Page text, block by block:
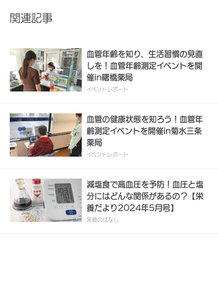
関連記事
血管年齢を知り、生活習慣の見直
しを！血管年齢測定イベントを開
催in曙橋薬局
イベントレポート
血管の健康状態を知ろう！血管年
齢測定イベントを開催in菊水三条
薬局
イベントレポート
減塩食で高血圧を予防！血圧と塩
分にはどんな関係があるの？【栄
養だより2024年5月号】
栄養のはなし